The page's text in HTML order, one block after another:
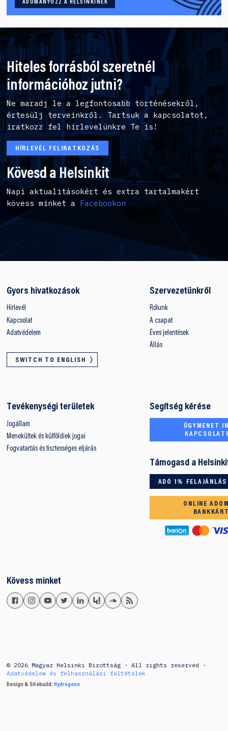
ADOMÁNYOZZ A HELSINKINEK
Hiteles forrásból szeretnél
információhoz jutni?
Ne maradj le a legfontosabb történésekről,
értesülj terveinkről. Tartsuk a kapcsolatot,
iratkozz fel hírlevelünkre Te is!
HÍRLEVÉL FELIRATKOZÁS
Kövesd a Helsinkit
Napi aktualitásokért és extra tartalmakért
kövess minket a Facebookon
Gyors hivatkozások
Hírlevél
Kapcsolat
Adatvédelem
SWITCH TO ENGLISH
Szervezetünkről
Rólunk
A csapat
Éves jelentések
Állás
Tevékenységi területek
Jogállam
Menekültek és külföldiek jogai
Fogvatartás és tisztességes eljárás
Segítség kérése
ÜGYMENET
Támogasd a
ADÓ 1% FELAJÁNLÁS
ONLINE
Kövess minket
© 2026 Magyar Helsinki Bizottság · All rights reserved ·
Adatvédelem és felhasználási feltételek
Design & Sitebuild: Hydrogene